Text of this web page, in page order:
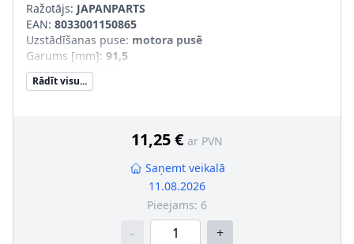
Ražotājs: JAPANPARTS
EAN: 8033001150865
Uzstādīšanas puse: motora pusē
Garums [mm]: 91,5
Platums [mm]
Augstums [mm]
Rādīt visu...
11,25 € ar PVN
Saņemt veikalā
11.08.2026
Pieejams: 6
- +